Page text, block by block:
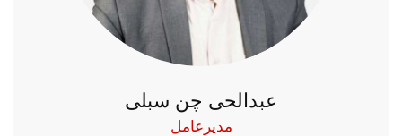
عبدالحی چن سبلی
مدیرعامل